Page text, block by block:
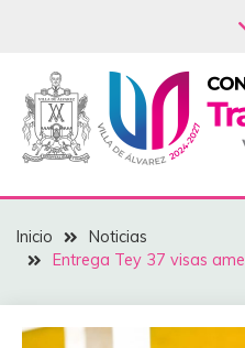
DEL
Inicio
Noticias
Entrega Tey 37 visas